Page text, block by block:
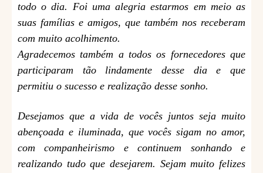
todo o dia. Foi uma alegria estarmos em meio as
suas famílias e amigos, que também nos receberam
com muito acolhimento.
Agradecemos também a todos os fornecedores que
participaram tão lindamente desse dia e que
permitiu o sucesso e realização desse sonho.
Desejamos que a vida de vocês juntos seja muito
abençoada e iluminada, que vocês sigam no amor,
com companheirismo e continuem sonhando e
realizando tudo que desejarem. Sejam muito felizes